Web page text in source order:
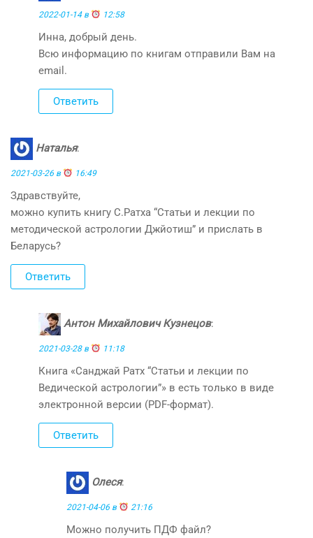
2022-01-14 в 12:58
Инна, добрый день.
Всю информацию по книгам отправили Вам на
email.
Ответить
Наталья:
2021-03-26 в 16:49
Здравствуйте,
можно купить книгу С.Ратха “Статьи и лекции по
методической астрологии Джйотиш” и прислать в
Беларусь?
Ответить
Антон Михайлович Кузнецов:
2021-03-28 в 11:18
Книга «Санджай Ратх “Статьи и лекции по
Ведической астрологии”» в есть только в виде
электронной версии (PDF-формат).
Ответить
Олеся:
2021-04-06 в 21:16
Можно получить ПДФ файл?